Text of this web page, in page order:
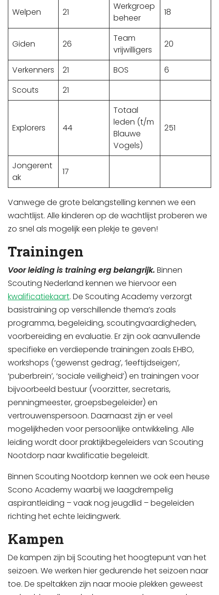
Welpen 21
Werkgroep
beheer
18
Giden 26
Team
vrijwilligers
20
Verkenners 21 BOS
6
Scouts
21
Explorers 44
Totaal
leden (t/m
Blauwe
Vogels)
251
Jongerent
ak
17
Vanwege de grote belangstelling kennen we een
wachtlijst. Alle kinderen op de wachtlijst proberen we
zo snel als mogelijk een plekje te geven!
Trainingen
Voor leiding is training erg belangrijk. Binnen
Scouting Nederland kennen we hiervoor een
kwalificatiekaart. De Scouting Academy verzorgt
basistraining op verschillende thema’s zoals
programma, begeleiding, scoutingvaardigheden,
voorbereiding en evaluatie. Er zijn ook aanvullende
specifieke en verdiepende trainingen zoals EHBO,
workshops (‘gewenst gedrag’, ‘leeftijdseigen’,
‘puberbrein’, ‘sociale veiligheid’) en trainingen voor
bijvoorbeeld bestuur (voorzitter, secretaris,
penningmeester, groepsbegeleider) en
vertrouwenspersoon. Daarnaast zijn er veel
mogelijkheden voor persoonlijke ontwikkeling. Alle
leiding wordt door praktijkbegeleiders van Scouting
Nootdorp naar kwalificatie begeleidt.
Binnen Scouting Nootdorp kennen we ook een heuse
Scono Academy waarbij we laagdrempelig
aspirantleiding – vaak nog jeugdlid – begeleiden
richting het echte leidingwerk.
Kampen
De kampen zijn bij Scouting het hoogtepunt van het
seizoen. We werken hier gedurende het seizoen naar
toe. De speltakken zijn naar mooie plekken geweest